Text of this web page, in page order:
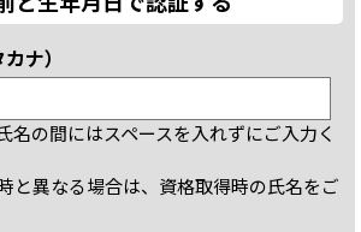
ナ）
名の間にはスペースを入れずにご入力く
と異なる場合は、資格取得時の氏名をご